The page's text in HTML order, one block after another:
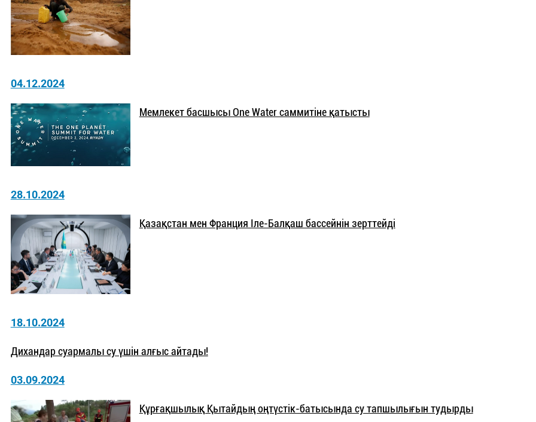
04.12.2024
Мемлекет басшысы One Water саммитіне қатысты
28.10.2024
Қазақстан мен Франция Іле-Балқаш бассейнін зерттейді
18.10.2024
Дихандар суармалы су үшін алғыс айтады!
03.09.2024
Құрғақшылық Қытайдың оңтүстік-батысында су тапшылығын тудырды